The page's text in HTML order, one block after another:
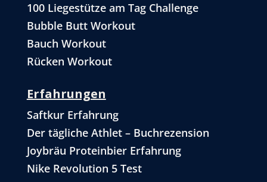
100 Liegestütze am Tag Challenge
Bubble Butt Workout
Bauch Workout
Rücken Workout
Erfahrungen
Saftkur Erfahrung
Der tägliche Athlet – Buchrezension
Joybräu Proteinbier Erfahrung
Nike Revolution 5 Test